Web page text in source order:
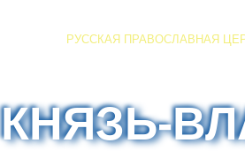
РУССКАЯ ПРАВОСЛАВНАЯ
КНЯЗЬ-